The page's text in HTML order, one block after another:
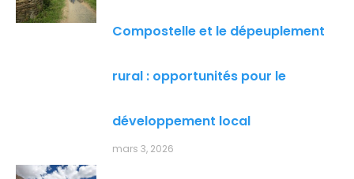
Compostelle et le dépeuplement
rural : opportunités pour le
développement local
mars 3, 2026